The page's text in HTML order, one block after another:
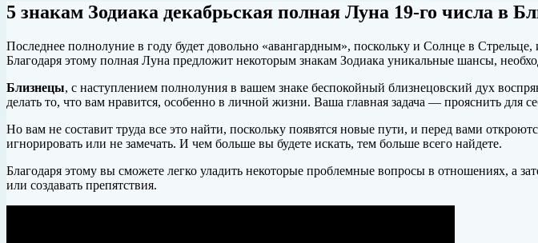
5 знакам Зодиака декабрьская полная Луна 19-го числа в
Последнее полнолуние в году будет довольно «авангардным», поскольку и Солнце в
Благодаря этому полная Луна предложит некоторым знакам Зодиака уникальные шансы,
Близнецы, с наступлением полнолуния в вашем знаке беспокойный близнецовский дух
делать то, что вам нравится, особенно в личной жизни. Ваша главная задача — прояснить для
Но вам не составит труда все это найти, поскольку появятся новые пути, и перед вами
игнорировать или не замечать. И чем больше вы будете искать, тем больше всего найдете.
Благодаря этому вы сможете легко уладить некоторые проблемные вопросы в отношениях, а
или создавать препятствия.